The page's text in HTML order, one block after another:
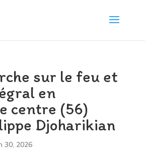
sur le feu et
en
centre (56)
Djoharikian
30, 2026